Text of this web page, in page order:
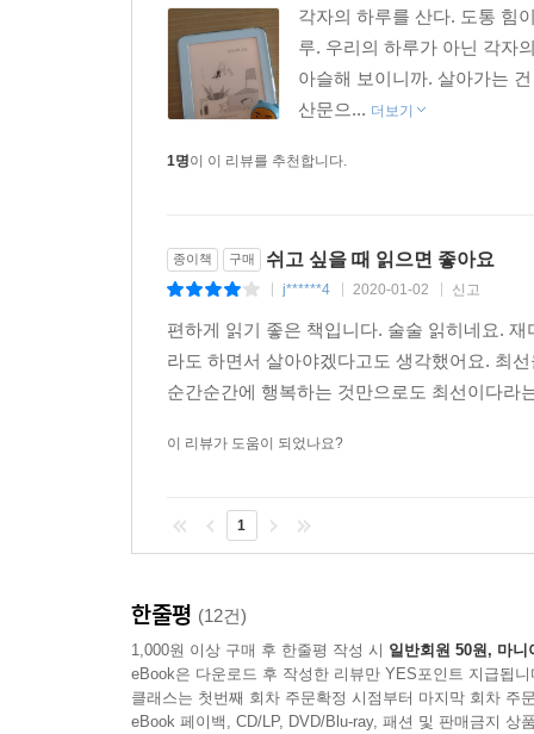
각자의 하루를 산다. 도통 힘
루. 우리의 하루가 아닌 각자
아슬해 보이니까. 살아가는
산문으... 더보기
1명이 이 리뷰를 추천합니다.
종이책 구매 쉬고 싶을 때 읽으면 좋아요
j******4 2020-01-02 신고
편하게 읽기 좋은 책입니다. 술술 읽히네요.
라도 하면서 살아야겠다고도 생각했어요. 최
순간순간에 행복하는 것만으로도 최선이다
이 리뷰가 도움이 되었나요?
1
한줄평 (12건)
1,000원 이상 구매 후 한줄평 작성 시 일반회원 50원, 마니
eBook은 다운로드 후 작성한 리뷰만 YES포인트 지급됩니
클래스는 첫번째 회차 주문확정 시점부터 마지막 회차 주
eBook 페이백, CD/LP, DVD/Blu-ray, 패션 및 판매금지 상